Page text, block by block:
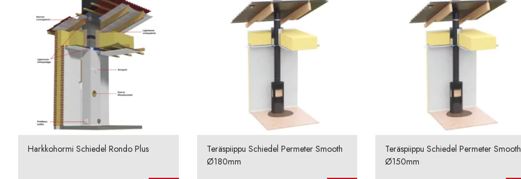
Harkkohormi Schiedel Rondo Plus
Teräspiippu Schiedel Permeter Smooth
Ø180mm
Teräspiippu Schiedel Permeter Smooth
Ø150mm